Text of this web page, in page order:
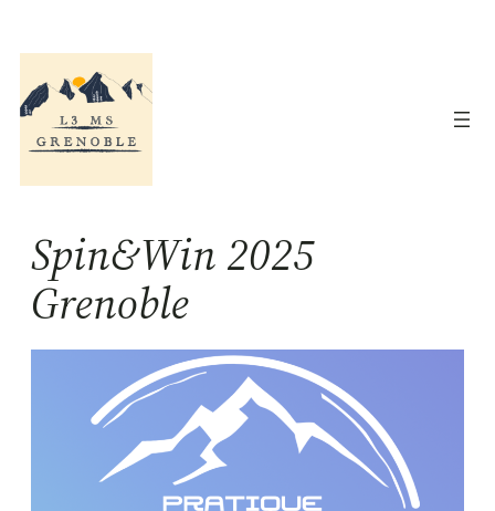
au
contenu
Spin&Win 2025
Grenoble